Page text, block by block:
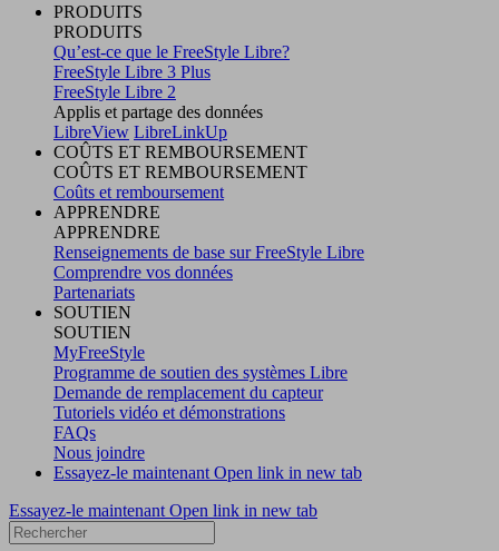
PRODUITS
PRODUITS
Qu’est-ce que le FreeStyle Libre?
FreeStyle Libre 3 Plus
FreeStyle Libre 2
Applis et partage des données
LibreView LibreLinkUp
COÛTS ET REMBOURSEMENT
COÛTS ET REMBOURSEMENT
Coûts et remboursement
APPRENDRE
APPRENDRE
Renseignements de base sur FreeStyle Libre
Comprendre vos données
Partenariats
SOUTIEN
SOUTIEN
MyFreeStyle
Programme de soutien des systèmes Libre
Demande de remplacement du capteur
Tutoriels vidéo et démonstrations
FAQs
Nous joindre
Essayez-le maintenant Open link in new tab
Essayez-le maintenant Open link in new tab